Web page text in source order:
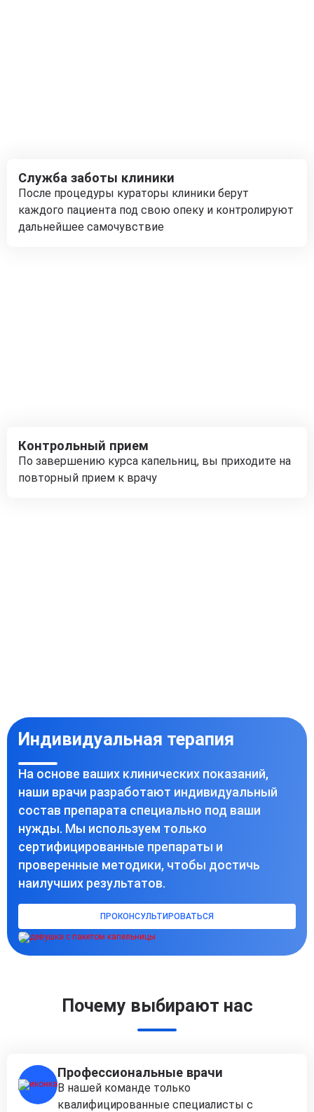
Служба заботы клиники
После процедуры кураторы клиники берут
каждого пациента под свою опеку и контролируют
дальнейшее самочувствие
Контрольный прием
По завершению курса капельниц, вы приходите на
повторный прием к врачу
Индивидуальная терапия
На основе ваших клинических показаний,
наши врачи разработают индивидуальный
состав препарата специально под ваши
нужды. Мы используем только
сертифицированные препараты и
проверенные методики, чтобы достичь
наилучших результатов.
ПРОКОНСУЛЬТИРОВАТЬСЯ
Почему выбирают нас
Профессиональные врачи
В нашей команде только
квалифицированные специалисты с